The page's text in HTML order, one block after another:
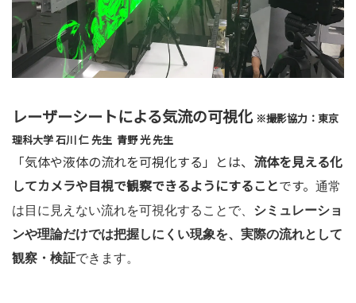
レーザーシートによる気流の可視化 ※撮影協力：東京
理科大学 石川 仁 先生 青野 光 先生
「気体や液体の流れを可視化する」とは、 流体を見える化
してカメラや目視で観察できるようにすることです。 通常
は目に見えない流れを可視化することで、 シミュレーショ
ンや理論だけでは把握しにくい現象を、実際の流れとして
観察・検証できます。